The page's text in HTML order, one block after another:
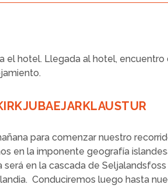
el hotel. Llegada al hotel,
para comenzar nuestro
en la imponente geografía
será en la cascada de
Conduciremos luego hasta